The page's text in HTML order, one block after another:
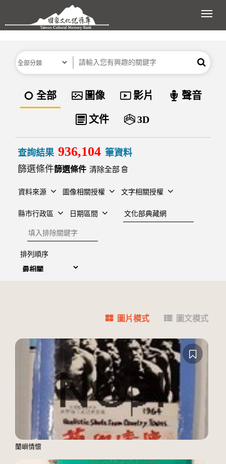
跳到主要內容區塊
展
分類 關鍵字 搜尋
資料類型
全部 圖像 影片 聲音
文件 3D
查詢結果 936,104 筆資料
篩選條件
清除全部
資料來源 圖像相關授權 文字相關授權
縣市行政區 日期區間
建檔單位
排除關鍵字
排列順序
圖片模式 圖文模式
蘭嶼情懷